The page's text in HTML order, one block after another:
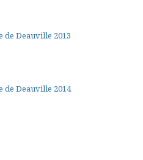
de Deauville 2013
de Deauville 2014